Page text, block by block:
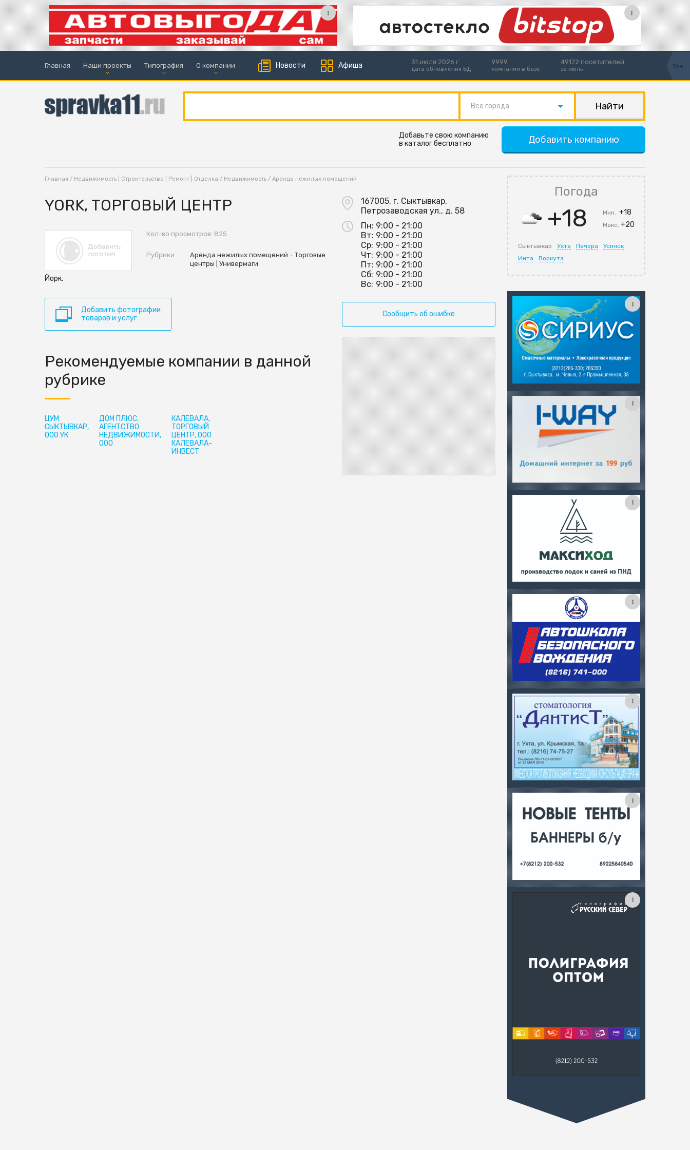
Главная Наши проекты Типография О компании Новости Афиша 31 июля 2026 г.
дата обновления БД
9999
компании в базе
49172 посетителей
за июль 16+
Все города
Добавить компанию
Добавьте свою компанию
в каталог бесплатно
Главная / Недвижимость | Строительство | Ремонт | Отделка / Недвижимость / Аренда нежилых помещений
YORK, ТОРГОВЫЙ ЦЕНТР
Кол-во просмотров: 825
Рубрики Аренда нежилых помещений • Торговые
центры | Универмаги
Йорк.
167005, г. Сыктывкар,
Петрозаводская ул., д. 58
Пн: 9:00 - 21:00
Вт: 9:00 - 21:00
Ср: 9:00 - 21:00
Чт: 9:00 - 21:00
Пт: 9:00 - 21:00
Сб: 9:00 - 21:00
Вс: 9:00 - 21:00
Сообщить об ошибке
Добавить фотографии
товаров и услуг
Рекомендуемые компании в данной
рубрике
ЦУМ
СЫКТЫВКАР,
ООО УК
ДОМ ПЛЮС,
АГЕНТСТВО
НЕДВИЖИМОСТИ,
ООО
КАЛЕВАЛА,
ТОРГОВЫЙ
ЦЕНТР, ООО
КАЛЕВАЛА-
ИНВЕСТ
Погода
+18 Мин.+18
Макс.+20
Сыктывкар Ухта Печора
Усинск
Инта
Воркута